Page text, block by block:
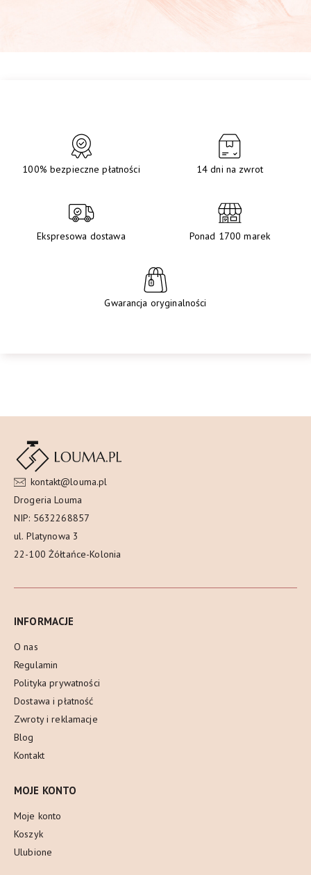
100% bezpieczne płatności 14 dni na zwrot
Ekspresowa dostawa Ponad 1700 marek
Gwarancja oryginalności
kontakt@louma.pl
Drogeria Louma
NIP: 5632268857
ul. Platynowa 3
22-100 Żółtańce-Kolonia
INFORMACJE
O nas
Regulamin
Polityka prywatności
Dostawa i płatność
Zwroty i reklamacje
Blog
Kontakt
MOJE KONTO
Moje konto
Koszyk
Ulubione